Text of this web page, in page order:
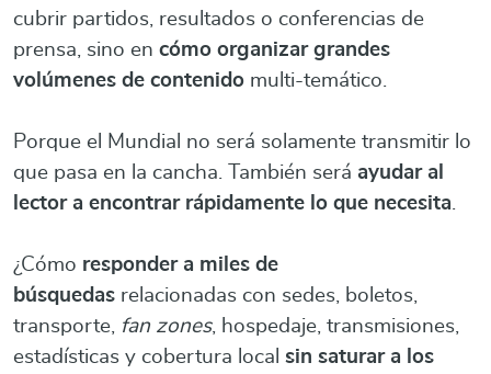
cubrir partidos, resultados o conferencias de
prensa, sino en cómo organizar grandes
volúmenes de contenido multi-temático.
Porque el Mundial no será solamente transmitir lo
que pasa en la cancha. También será ayudar al
lector a encontrar rápidamente lo que necesita
¿Cómo responder a miles de
búsquedas relacionadas con sedes, boletos,
transporte, fan zones, hospedaje, transmisiones,
estadísticas y cobertura local sin saturar a los